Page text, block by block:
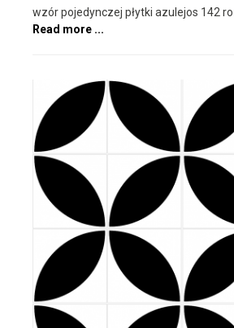
wzór pojedynczej płytki azulejos 142
Read more ...